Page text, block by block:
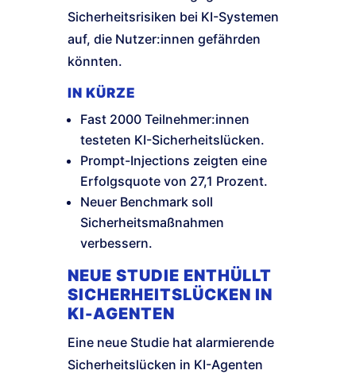
Sicherheitsrisiken bei KI-Systemen
auf, die Nutzer:innen gefährden
könnten.
IN KÜRZE
Fast 2000 Teilnehmer:innen
testeten KI-Sicherheitslücken.
Prompt-Injections zeigten eine
Erfolgsquote von 27,1 Prozent.
Neuer Benchmark soll
Sicherheitsmaßnahmen
verbessern.
NEUE STUDIE ENTHÜLLT
SICHERHEITSLÜCKEN IN
KI-AGENTEN
Eine neue Studie hat alarmierende
Sicherheitslücken in KI-Agenten